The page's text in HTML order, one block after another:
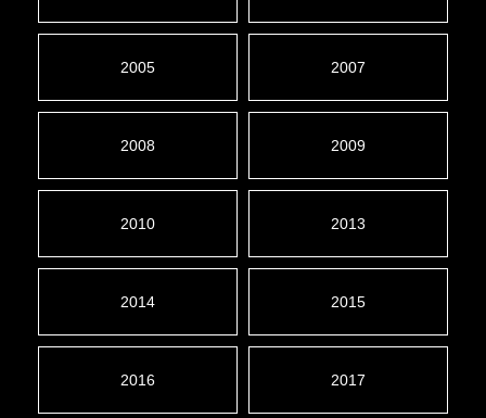
2005 2007
2008 2009
2010 2013
2014 2015
2016 2017